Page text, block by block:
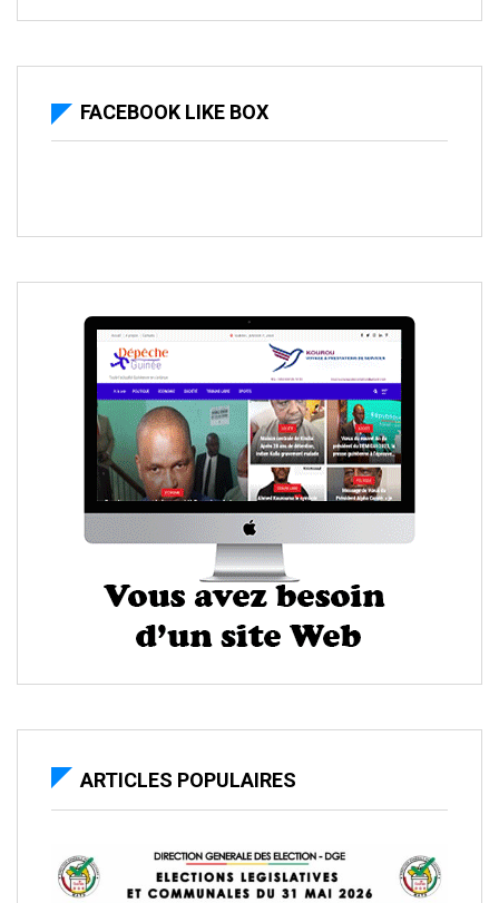
FACEBOOK LIKE BOX
ARTICLES POPULAIRES